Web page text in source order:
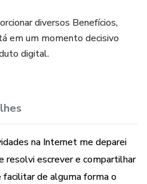
diversos Benefícios,
em um momento decisivo
digital.
na Internet me deparei
resolvi escrever e compartilhar
de alguma forma o